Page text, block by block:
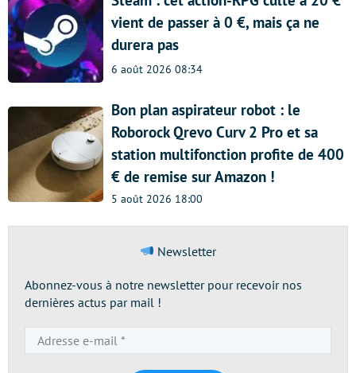
vient de passer à 0 €, mais ça ne
durera pas
6 août 2026 08:34
Bon plan aspirateur robot : le
Roborock Qrevo Curv 2 Pro et sa
station multifonction profite de 400
€ de remise sur Amazon !
5 août 2026 18:00
Newsletter
Abonnez-vous à notre newsletter pour recevoir nos
dernières actus par mail !
e-
mail